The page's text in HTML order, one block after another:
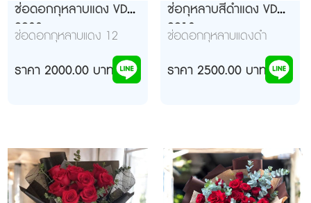
ช่อดอกกุหลาบแดง VD
9908
ช่อดอกกุหลาบแดง 12
ดอก แซมใบยูคา(โทนสีสามา
รถปรับเปลี่ยนได้ตาม
ราคา 2000.00 บาท
ช่อกุหลาบสีดำแดง VD
9910
ช่อดอกกุหลาบแดงดำ
ตกแต่งด้วยโทนดำขาว
สบายตาอย่างสวยงาม
ราคา 2500.00 บาท